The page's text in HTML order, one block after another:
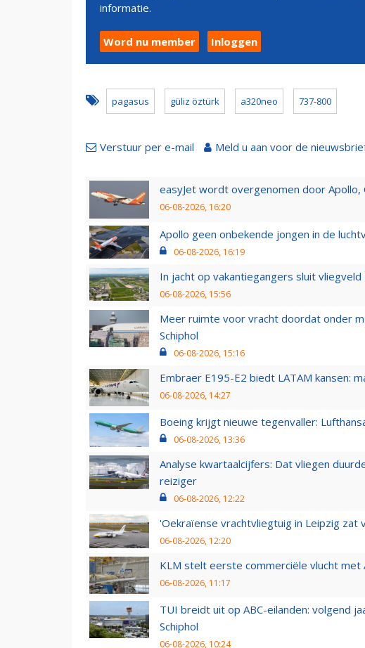
informatie.
Word nu member Inloggen
pagasus güliz öztürk a320neo 737-800
Verstuur per e-mail Meld u aan voor de
easyJet wordt overgenomen door Apollo,
06-08-2026, 16:20
Apollo geen onbekende jongen in de
06-08-2026, 16:19
In jacht op vakantiegangers sluit vliegveld
06-08-2026, 15:56
Meer ruimte voor vracht doordat onder
Schiphol
06-08-2026, 15:16
Embraer E195-E2 biedt LATAM kansen:
06-08-2026, 14:27
Boeing krijgt nieuwe tegenvaller:
06-08-2026, 13:36
Analyse kwartaalcijfers: Dat vliegen
reiziger
06-08-2026, 12:22
'Oekraïense vrachtvliegtuig in Leipzig zat
06-08-2026, 12:20
KLM stelt eerste commerciële vlucht met
06-08-2026, 11:17
TUI breidt uit op ABC-eilanden: volgend
Schiphol
06-08-2026, 10:24